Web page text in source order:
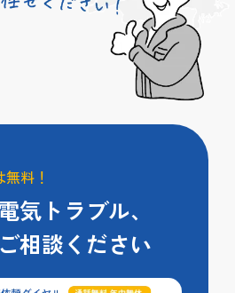
料！
気トラブル、
相談ください